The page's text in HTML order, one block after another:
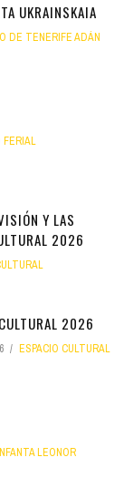
UKRAINSKAIA
DE TENERIFE ADÁN
FERIAL
Y LAS
2026
2026
ESPACIO CULTURAL
LEONOR